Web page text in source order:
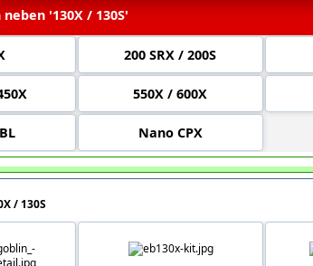
'130X / 130S'
200 SRX / 200S
550X / 600X
Nano CPX
/ 130S